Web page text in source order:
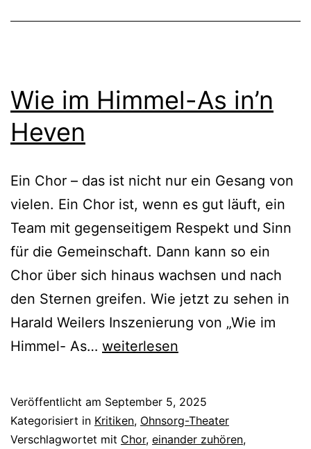
Wie im Himmel-As in’n
Heven
Ein Chor – das ist nicht nur ein Gesang von
vielen. Ein Chor ist, wenn es gut läuft, ein
Team mit gegenseitigem Respekt und Sinn
für die Gemeinschaft. Dann kann so ein
Chor über sich hinaus wachsen und nach
den Sternen greifen. Wie jetzt zu sehen in
Harald Weilers Inszenierung von „Wie im
Himmel- As… Wie
As
in’n
weiterlesen
Veröffentlicht am September 5, 2025
Kategorisiert in Kritiken, Ohnsorg-Theater
Verschlagwortet mit Chor, einander zuhören,